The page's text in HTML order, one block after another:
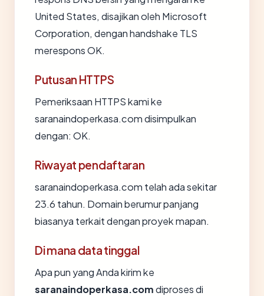
United States, disajikan oleh Microsoft
Corporation, dengan handshake TLS
merespons OK.
Putusan HTTPS
Pemeriksaan HTTPS kami ke
saranaindoperkasa.com disimpulkan
dengan: OK.
Riwayat pendaftaran
saranaindoperkasa.com telah ada sekitar
23.6 tahun. Domain berumur panjang
biasanya terkait dengan proyek mapan.
Di mana data tinggal
Apa pun yang Anda kirim ke
saranaindoperkasa.comdiproses di